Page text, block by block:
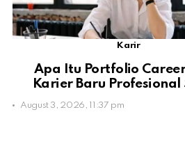
Karir
Apa Itu Portfolio
Karier Baru Profesional
August 3, 2026, 11:37 pm